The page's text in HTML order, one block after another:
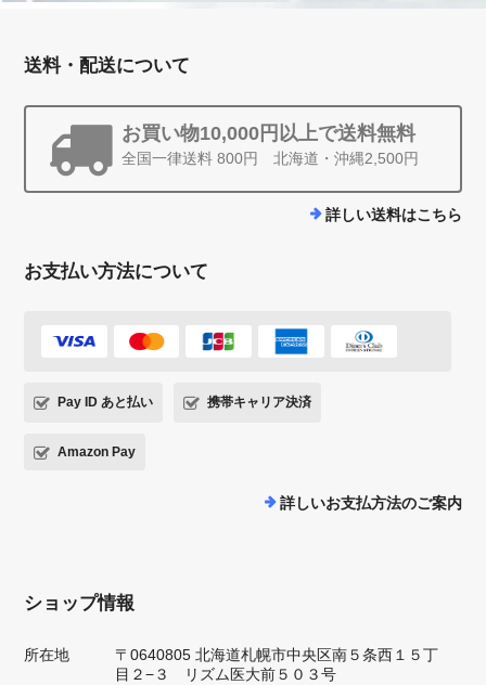
送料・配送について
お買い物10,000円以上で送料無料
全国一律送料 800円 北海道・沖縄2,500円
詳しい送料はこちら
お支払い方法について
Pay ID あと払い 携帯キャリア決済
Amazon Pay
詳しいお支払方法のご案内
ショップ情報
所在地
〒0640805 北海道札幌市中央区南５条西１５丁
目２−３ リズム医大前５０３号